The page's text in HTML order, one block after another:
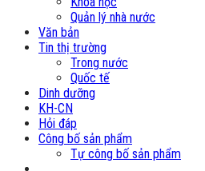
Quản lý nhà nước
Văn bản
Tin thị trường
Trong nước
Quốc tế
Dinh dưỡng
KH-CN
Hỏi đáp
Công bố sản phẩm
Tự công bố sản phẩm